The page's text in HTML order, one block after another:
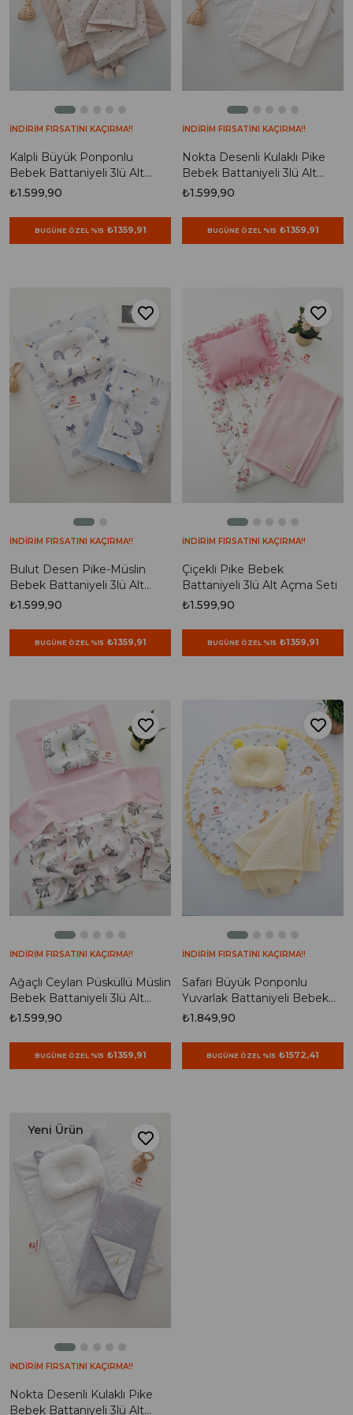
Kalpli Büyük Ponponlu
Bebek Battaniyeli 3lü Alt
Açma Seti
₺1.599,90
BUGÜNE ÖZEL %15 ₺1359,91
İNDİRİM FIRSATINI KAÇIRMA!!
Nokta Desenli Kulaklı Pike
Bebek Battaniyeli 3lü Alt
Açma Seti
₺1.599,90
BUGÜNE ÖZEL %15 ₺1359,91
İNDİRİM FIRSATINI KAÇIRMA!!
Bulut Desen Pike-Müslin
Bebek Battaniyeli 3lü Alt
Açma Seti
₺1.599,90
BUGÜNE ÖZEL %15 ₺1359,91
İNDİRİM FIRSATINI KAÇIRMA!!
Çiçekli Pike Bebek
Battaniyeli 3lü Alt Açma Seti
₺1.599,90
BUGÜNE ÖZEL %15 ₺1359,91
İNDİRİM FIRSATINI KAÇIRMA!!
Ağaçlı Ceylan Püsküllü Müslin
Bebek Battaniyeli 3lü Alt
Açma Seti
₺1.599,90
BUGÜNE ÖZEL %15 ₺1359,91
İNDİRİM FIRSATINI KAÇIRMA!!
Safari Büyük Ponponlu
Yuvarlak Battaniyeli Bebek
Alt Açma Seti, Minderi ,Matı,
Oyun halısı
₺1.849,90
BUGÜNE ÖZEL %15 ₺1572,41
İNDİRİM FIRSATINI KAÇIRMA!!
Nokta Desenli Kulaklı Pike
Bebek Battaniyeli 3lü Alt
İNDİRİM FIRSATINI KAÇIRMA!!
Yeni Ürün